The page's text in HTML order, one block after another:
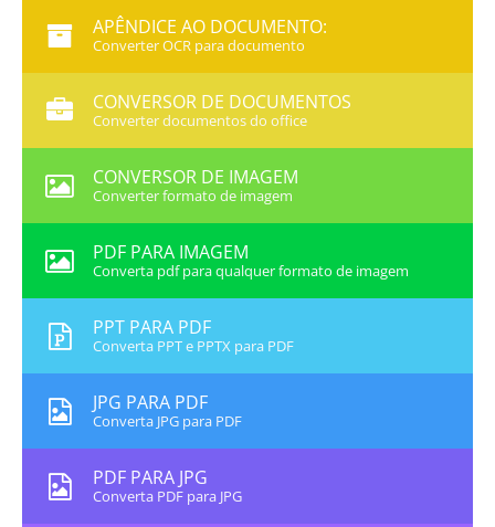
APÊNDICE AO DOCUMENTO:
Converter OCR para documento
CONVERSOR DE DOCUMENTOS
Converter documentos do office
CONVERSOR DE IMAGEM
Converter formato de imagem
PDF PARA IMAGEM
Converta pdf para qualquer formato de imagem
PPT PARA PDF
Converta PPT e PPTX para PDF
JPG PARA PDF
Converta JPG para PDF
PDF PARA JPG
Converta PDF para JPG